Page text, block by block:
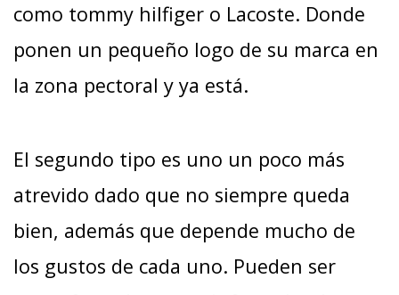
como tommy hilfiger o Lacoste. Donde
ponen un pequeño logo de su marca en
la zona pectoral y ya está.
El segundo tipo es uno un poco más
atrevido dado que no siempre queda
bien, además que depende mucho de
los gustos de cada uno. Pueden ser